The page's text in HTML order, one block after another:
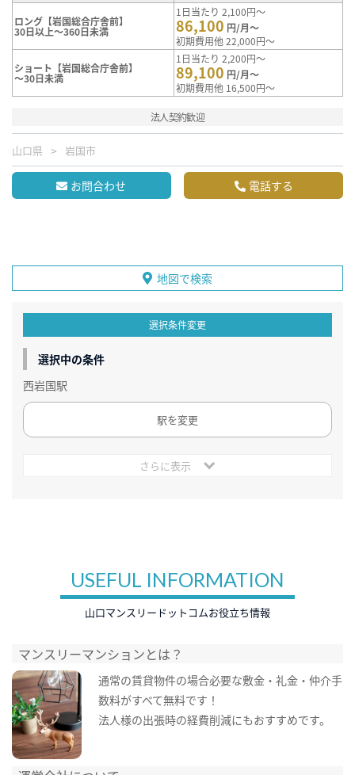
ロング【岩国総合庁舎前】
30日以上～360日未満
1日当たり 2,100円～
86,100 円/月～
初期費用他 22,000円～
ショート【岩国総合庁舎前】
～30日未満
1日当たり 2,200円～
89,100 円/月～
初期費用他 16,500円～
法人契約歓迎
山口県 岩国市
お問合わせ 電話する
地図で検索
選択条件変更
選択中の条件
西岩国駅
駅を変更
さらに表示
USEFUL INFORMATION
山口マンスリードットコムお役立ち情報
マンスリーマンションとは？
通常の賃貸物件の場合必要な敷金・礼金・仲介手
数料がすべて無料です！
法人様の出張時の経費削減にもおすすめです。